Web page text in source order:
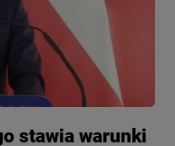
stawia warunki